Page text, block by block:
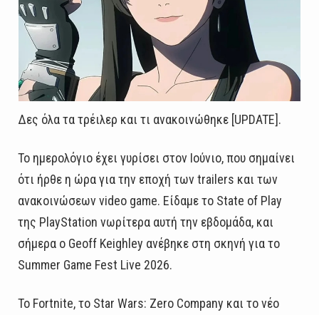
Δες όλα τα τρέιλερ και τι ανακοινώθηκε [UPDATE].
Το ημερολόγιο έχει γυρίσει στον Ιούνιο, που σημαίνει
ότι ήρθε η ώρα για την εποχή των trailers και των
ανακοινώσεων video game. Είδαμε το State of Play
της PlayStation νωρίτερα αυτή την εβδομάδα, και
σήμερα ο Geoff Keighley ανέβηκε στη σκηνή για το
Summer Game Fest Live 2026.
Το Fortnite, το Star Wars: Zero Company και το νέο